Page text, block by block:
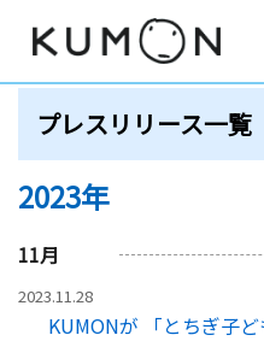
プレスリリース一覧
2023年
11月
2023.11.28
KUMONが 「とちぎ子